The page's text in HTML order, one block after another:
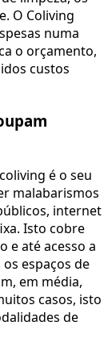
O Coliving
numa
o orçamento,
custos
é o seu
malabarismos
internet
Isto cobre
e até acesso a
espaços de
em média,
casos, isto
de